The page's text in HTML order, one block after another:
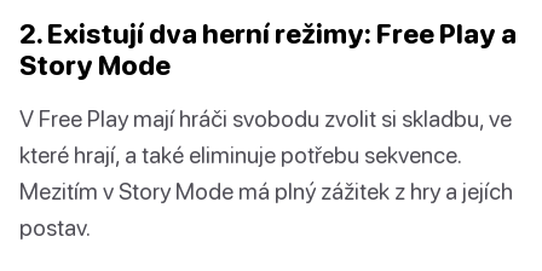
2. Existují dva herní režimy: Free Play a
Story Mode
V Free Play mají hráči svobodu zvolit si skladbu, ve
které hrají, a také eliminuje potřebu sekvence.
Mezitím v Story Mode má plný zážitek z hry a jejích
postav.